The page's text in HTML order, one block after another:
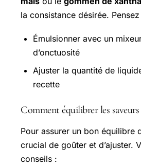
la consistance désirée.
Émulsionner avec un
d’onctuosité
Ajuster la quantité de
recette
Comment équilibrer les
Pour assurer un bon équilibre
crucial de goûter et d’ajuster.
conseils :